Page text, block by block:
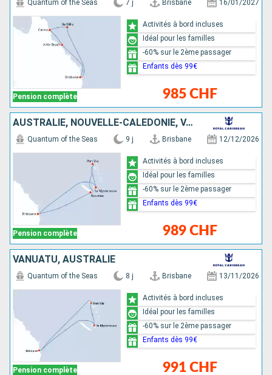
Pension complète
Quantum of the Seas 7 j Brisbane 16/01/2027
985 CHF
Activités à bord incluses
Idéal pour les familles
-60% sur le 2ème passager
Enfants dès 99€
AUSTRALIE, NOUVELLE-CALÉDONIE, VANUATU
Pension complète
Quantum of the Seas 9 j Brisbane 12/12/2026
989 CHF
Activités à bord incluses
Idéal pour les familles
-60% sur le 2ème passager
Enfants dès 99€
VANUATU, AUSTRALIE
Pension complète
Quantum of the Seas 8 j Brisbane 13/11/2026
991 CHF
Activités à bord incluses
Idéal pour les familles
-60% sur le 2ème passager
Enfants dès 99€